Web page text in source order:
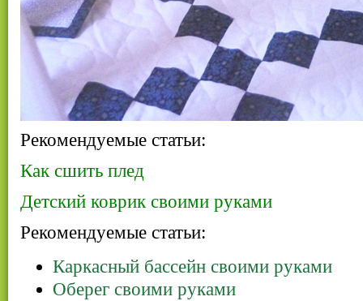
Рекомендуемые статьи:
Как сшить плед
Детский коврик своими руками
Рекомендуемые статьи:
Каркасный бассейн своими руками
Оберег своими руками